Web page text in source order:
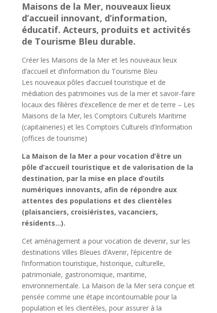
Maisons de la Mer, nouveaux lieux
d’accueil innovant, d’information,
éducatif. Acteurs, produits et activités
de Tourisme Bleu durable.
Créer les Maisons de la Mer et les nouveaux lieux
d’accueil et d’information du Tourisme Bleu
Les nouveaux pôles d’accueil touristique et de
médiation des patrimoines vus de la mer et savoir-faire
locaux des filières d’excellence de mer et de terre – Les
Maisons de la Mer, les Comptoirs Culturels Maritime
(capitaineries) et les Comptoirs Culturels d’Information
(offices de tourisme)
La Maison de la Mera pour vocation d’être un
pôle d’accueil touristique et de valorisation de la
destination, par la mise en place d’outils
numériques innovants, afin de répondre aux
attentes des populations et des clientèles
(plaisanciers, croisiéristes, vacanciers,
résidents…).
Cet aménagement a pour vocation de devenir, sur les
destinations Villes Bleues d’Avenir, l’épicentre de
l’information touristique, historique, culturelle,
patrimoniale, gastronomique, maritime,
environnementale. La Maison de la Mer sera conçue et
pensée comme une étape incontournable pour la
population et les clientèles, pour assurer à la